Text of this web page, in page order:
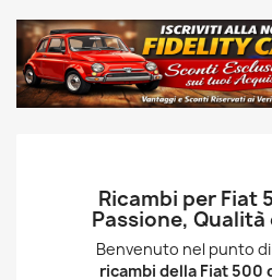
Passione,
Benvenuto nel punto
ricambi della Fiat 500
selezioniamo con cura